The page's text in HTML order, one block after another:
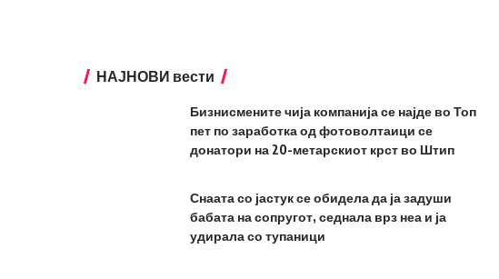
НАЈНОВИ вести
Бизнисмените чија компанија се најде во Топ
пет по заработка од фотоволтаици се
донатори на 20-метарскиот крст во Штип
Снаата со јастук се обидела да ја задуши
бабата на сопругот, седнала врз неа и ја
удирала со тупаници